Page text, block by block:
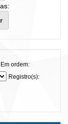
Em ordem:
Registro(s):